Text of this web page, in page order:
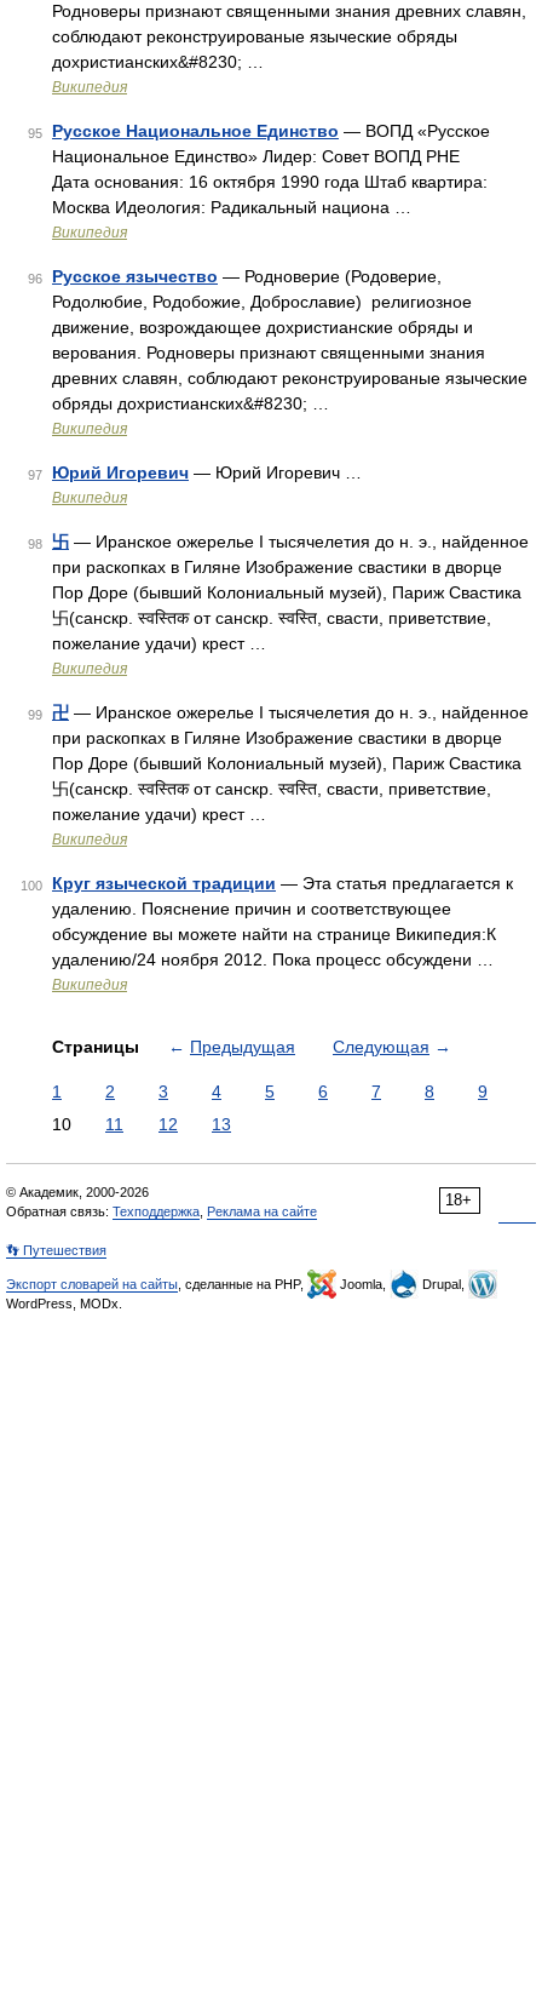
Родноверы признают священными знания древних славян,
соблюдают реконструированые языческие обряды
дохристианских&#8230; …
Википедия
95 Русское Национальное Единство — ВОПД «Русское
Национальное Единство» Лидер: Совет ВОПД РНЕ
Дата основания: 16 октября 1990 года Штаб квартира:
Москва Идеология: Радикальный национа …
Википедия
96 Русское язычество — Родноверие (Родоверие,
Родолюбие, Родобожие, Доброславие) религиозное
движение, возрождающее дохристианские обряды и
верования. Родноверы признают священными знания
древних славян, соблюдают реконструированые языческие
обряды дохристианских&#8230; …
Википедия
97 Юрий Игоревич — Юрий Игоревич …
Википедия
98 卐 — Иранское ожерелье I тысячелетия до н. э., найденное
при раскопках в Гилянe Изображение свастики в дворце
Пор Доре (бывший Колониальный музей), Париж Свастика
卐(санскр. स्वस्तिक от санскр. स्वस्ति, свасти, приветствие,
пожелание удачи) крест …
Википедия
99 卍 — Иранское ожерелье I тысячелетия до н. э., найденное
при раскопках в Гилянe Изображение свастики в дворце
Пор Доре (бывший Колониальный музей), Париж Свастика
卐(санскр. स्वस्तिक от санскр. स्वस्ति, свасти, приветствие,
пожелание удачи) крест …
Википедия
100 Круг языческой традиции — Эта статья предлагается к
удалению. Пояснение причин и соответствующее
обсуждение вы можете найти на странице Википедия:К
удалению/24 ноября 2012. Пока процесс обсуждени …
Википедия
Страницы ← Предыдущая Следующая →
1 2 3 4 5 6 7 8
9
10
11 12 13
18+
© Академик, 2000-2026
Обратная связь: Техподдержка Реклама на сайте
👣 Путешествия
Экспорт словарей на сайты , сделанные на PHP, Joomla,
Drupal,
WordPress, MODx.